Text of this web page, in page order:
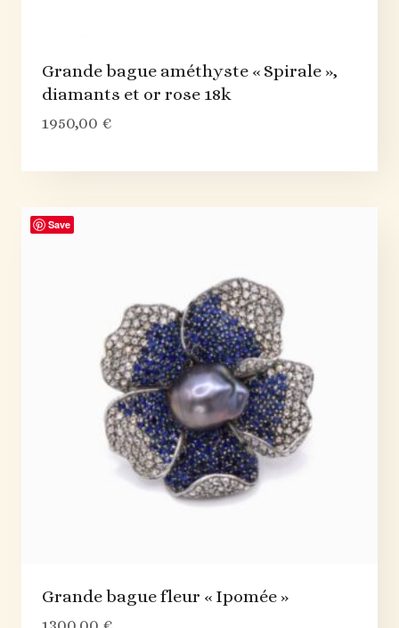
Grande bague améthyste « Spirale »,
diamants et or rose 18k
1950,00 €
Save
Grande bague fleur « Ipomée »